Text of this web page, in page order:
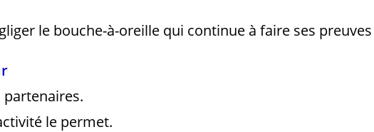
le bouche-à-oreille qui continue à faire ses preuves
partenaires.
le permet.